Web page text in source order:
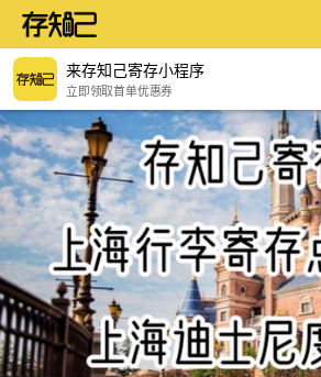
来存知己寄存小程序
立即领取首单优惠券